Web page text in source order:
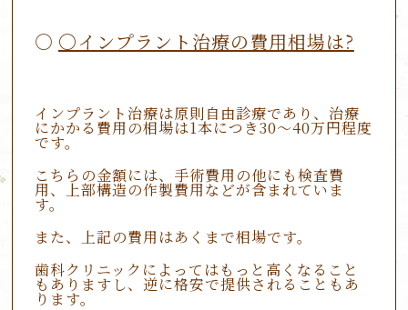
〇インプラント治療の費用相場は?
インプラント治療は原則自由診療であり、治療
にかかる費用の相場は1本につき30～40万円程度
です。
こちらの金額には、手術費用の他にも検査費
用、上部構造の作製費用などが含まれていま
す。
また、上記の費用はあくまで相場です。
歯科クリニックによってはもっと高くなること
もありますし、逆に格安で提供されることもあ
ります。